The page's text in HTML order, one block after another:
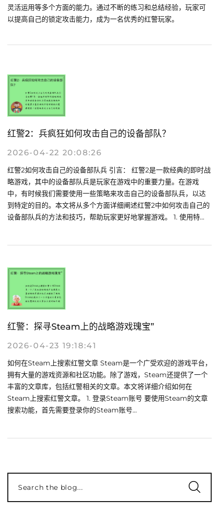
灵活运用等多个方面的能力。通过不断的练习和总结经验，玩家可
以提高自己的锁定攻击能力，成为一名优秀的红警玩家。
红警2：兵疯狂如何攻击自己的设备部队？
2026-04-22 20:08:26
红警2如何攻击自己的设备部队兵 引言： 红警2是一款经典的即时战
略游戏，其中的设备部队兵是玩家在游戏中的重要力量。在游戏
中，有时候我们需要使用一些策略来攻击自己的设备部队兵，以达
到特定的目的。本文将从多个方面详细阐述红警2中如何攻击自己的
设备部队兵的方法和技巧，帮助玩家更好地掌握游戏。 1. 使用特...
红警：探寻Steam上的战略游戏瑰宝”
2026-04-23 19:18:41
如何在Steam上搜索红警文章 Steam是一个广受欢迎的游戏平台，
拥有大量的游戏资源和社区功能。除了游戏，Steam还提供了一个
丰富的文章库，包括红警相关的文章。本文将详细介绍如何在
Steam上搜索红警文章。 1. 登录Steam账号 要使用Steam的文章
搜索功能，首先需要登录你的Steam账号...
Search the blog...